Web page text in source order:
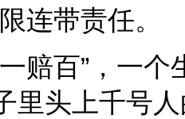
连带责任。
赔百”，一
里头上千号